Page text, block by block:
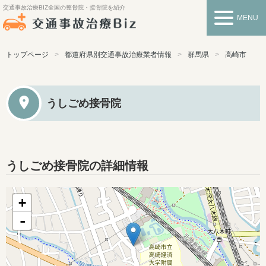
交通事故治療BIZ全国の整骨院・接骨院を紹介
MENU
トップページ 都道府県別交通事故治療業者情報 群馬県 高崎市
うしごめ接骨院
うしごめ接骨院の詳細情報
+
-